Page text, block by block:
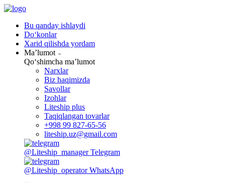
Bu qanday ishlaydi
Doʻkonlar
Xarid qilishda yordam
Maʼlumot
Qoʻshimcha maʼlumot
Narxlar
Biz haqimizda
Savollar
Izohlar
Liteship plus
Taqiqlangan tovarlar
+998 99 827-65-56
liteship.uz@gmail.com
@Liteship_manager Telegram
@Liteship_operator WhatsApp